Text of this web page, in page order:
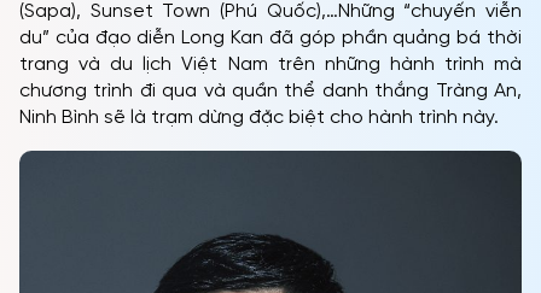
(Sapa), Sunset Town (Phú Quốc),…Những “chuyến viễn
du” của đạo diễn Long Kan đã góp phần quảng bá thời
trang và du lịch Việt Nam trên những hành trình mà
chương trình đi qua và quần thể danh thắng Tràng An,
Ninh Bình sẽ là trạm dừng đặc biệt cho hành trình này.